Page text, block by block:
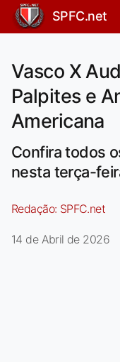
SPFC.net
Vasco X
Palpites e
Americana
Confira todos
nesta terça-
Redação: SPFC.net
14 de Abril de 2026